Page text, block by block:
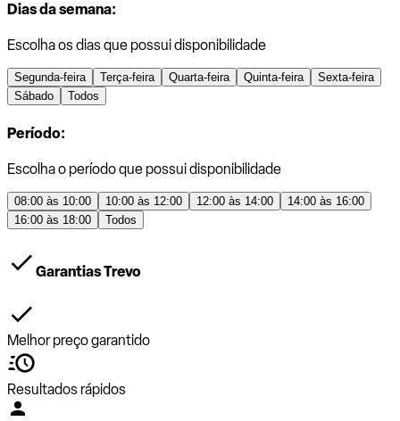
Dias da semana:
Escolha os dias que possui disponibilidade
Segunda-feira Terça-feira Quarta-feira Quinta-feira
Sexta-feira
Sábado
Todos
Período:
Escolha o período que possui disponibilidade
08:00 às 10:00 10:00 às 12:00 12:00 às 14:00
14:00 às 16:00
16:00 às 18:00
Todos
Garantias Trevo
Melhor preço garantido
Resultados rápidos